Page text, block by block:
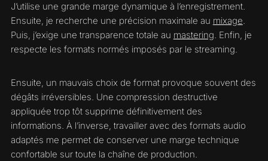
J’utilise une grande marge dynamique à l’enregistrement.
Ensuite, je recherche une précision maximale au mixage.
Puis, j’exige une transparence totale au mastering. Enfin, je
respecte les formats normés imposés par le streaming.
Ensuite, un mauvais choix de format provoque souvent des
dégâts irréversibles. Une compression destructive
appliquée trop tôt supprime définitivement des
informations. À l’inverse, travailler avec des formats audio
adaptés me permet de conserver une marge technique
confortable sur toute la chaîne de production.